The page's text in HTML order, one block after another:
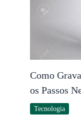
Como
os Passos
Tecnologia